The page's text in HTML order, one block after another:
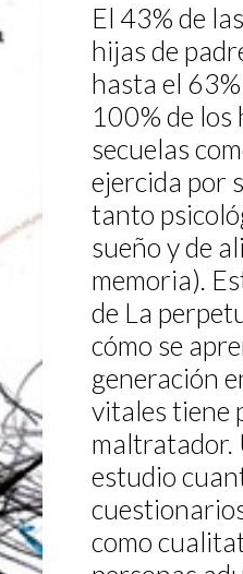
El 43% de
hijas de
hasta el
100% de
secuelas
ejercida por
tanto
sueño y de
memoria).
de La
cómo se
generación
vitales tiene
maltratador.
estudio
como